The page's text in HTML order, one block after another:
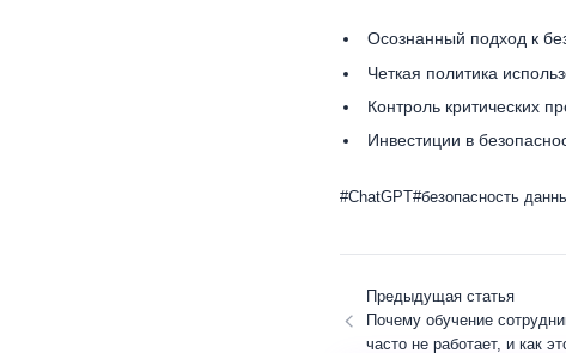
Осознанный подход к
Четкая политика
Контроль критических
Инвестиции в
#ChatGPT#безопасность
Предыдущая статья
Почему обучение
часто не работает, и как